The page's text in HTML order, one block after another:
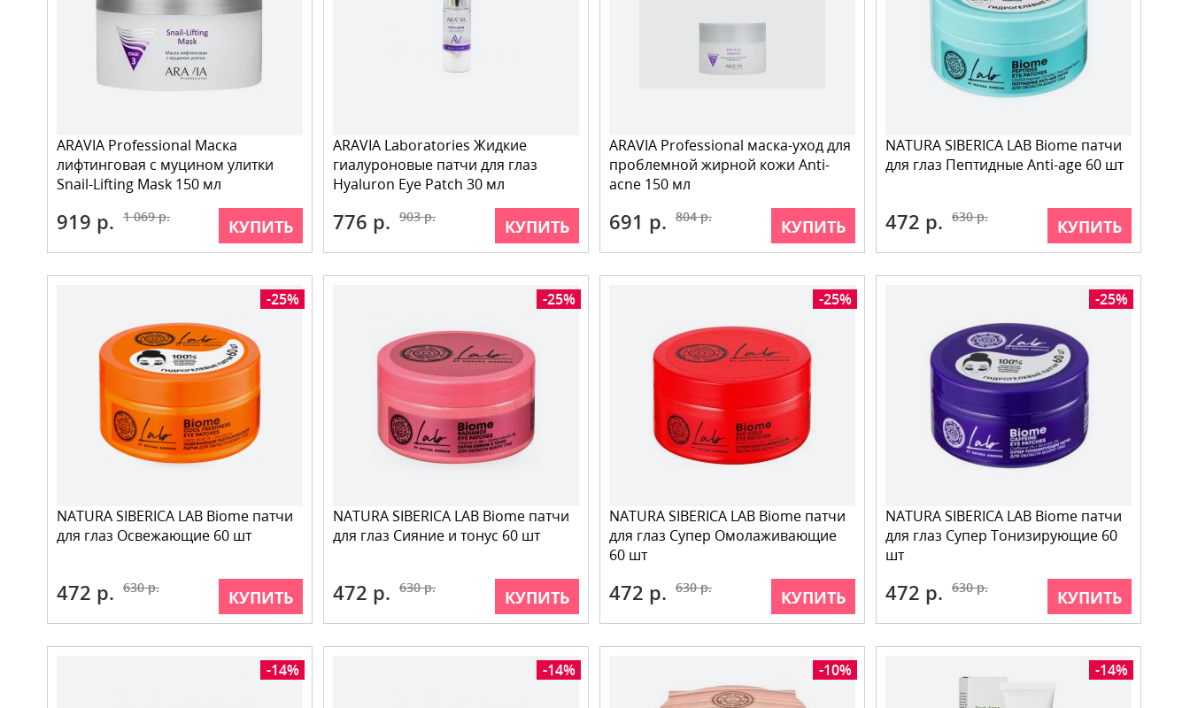
ARAVIA Professional Маска
лифтинговая с муцином улитки
Snail-Lifting Mask 150 мл
919 р. 1 069 р. КУПИТЬ
ARAVIA Laboratories Жидкие
гиалуроновые патчи для глаз
Hyaluron Eye Patch 30 мл
776 р. 903 р. КУПИТЬ
ARAVIA Professional маска-уход для
проблемной жирной кожи Anti-
acne 150 мл
691 р. 804 р. КУПИТЬ
NATURA SIBERICA LAB Biome патчи
для глаз Пептидные Anti-age 60 шт
472 р. 630 р. КУПИТЬ
-25%
NATURA SIBERICA LAB Biome патчи
для глаз Освежающие 60 шт
472 р. 630 р. КУПИТЬ
-25%
NATURA SIBERICA LAB Biome патчи
для глаз Сияние и тонус 60 шт
472 р. 630 р. КУПИТЬ
-25%
NATURA SIBERICA LAB Biome патчи
для глаз Супер Омолаживающие
60 шт
472 р. 630 р. КУПИТЬ
-25%
NATURA SIBERICA LAB Biome патчи
для глаз Супер Тонизирующие 60
шт
472 р. 630 р. КУПИТЬ
-14% -14% -10% -14%